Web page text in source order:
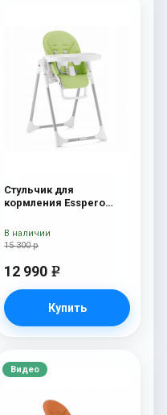
Стульчик для
кормления Esspero
15 300 р
12 990 e
Купить
В наличии
Видео